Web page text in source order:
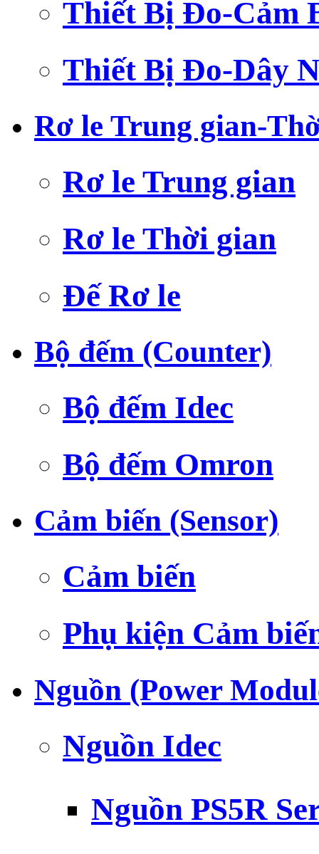
Thiết Bị Đo-Cảm
Thiết Bị Đo-Dây
Rơ le Trung gian-
Rơ le Trung gian
Rơ le Thời gian
Đế Rơ le
Bộ đếm (Counter)
Bộ đếm Idec
Bộ đếm Omron
Cảm biến (Sensor)
Cảm biến
Phụ kiện Cảm
Nguồn (Power
Nguồn Idec
Nguồn PS5R